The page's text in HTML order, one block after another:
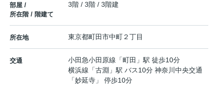
部屋 /
所在階 / 階建て
3階 / 3階 / 3階建
所在地 東京都町田市中町２丁目
交通 小田急小田原線 「町田 」駅 徒歩10分
横浜線 「古淵 」駅 バス10分 神奈川中央交通
「妙延寺」 停歩10分